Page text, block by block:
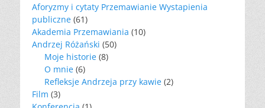
Aforyzmy i cytaty Przemawianie Wystapienia
publiczne (61)
Akademia Przemawiania (10)
Andrzej Różański (50)
Moje historie (8)
O mnie (6)
Refleksje Andrzeja przy kawie (2)
Film (3)